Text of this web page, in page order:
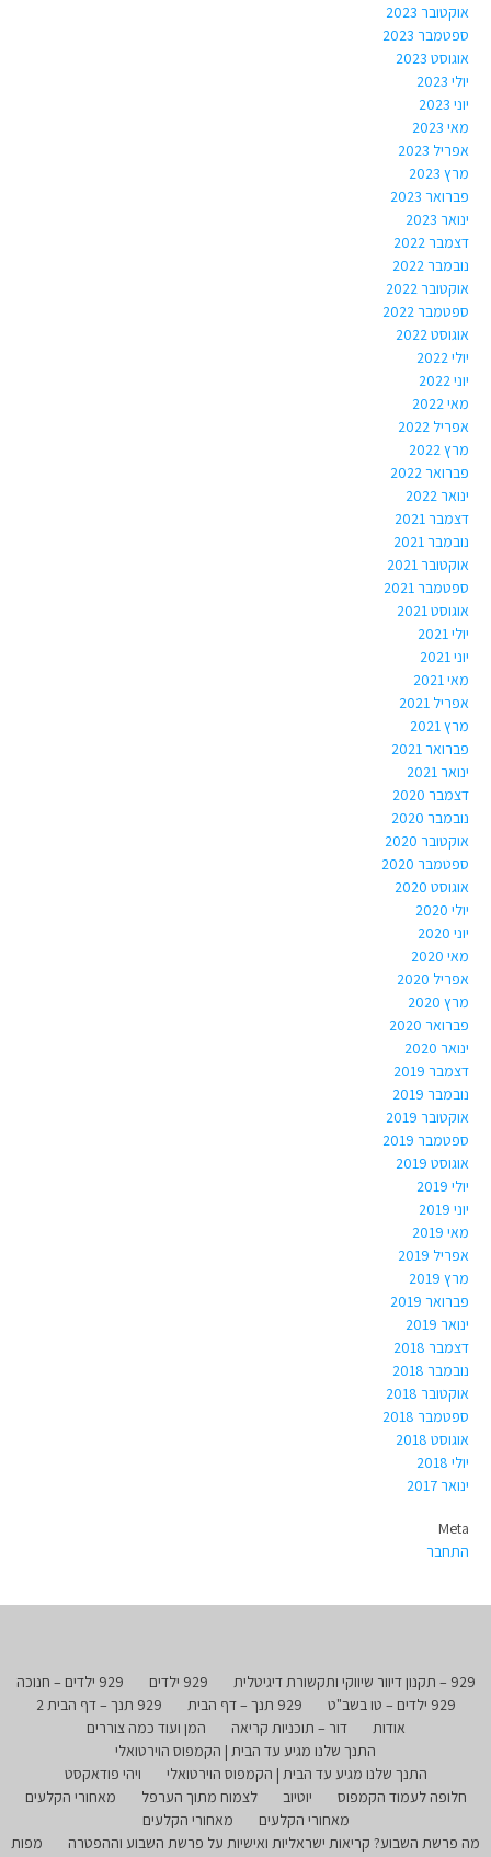
אוקטובר 2023
ספטמבר 2023
אוגוסט 2023
יולי 2023
יוני 2023
מאי 2023
אפריל 2023
מרץ 2023
פברואר 2023
ינואר 2023
דצמבר 2022
נובמבר 2022
אוקטובר 2022
ספטמבר 2022
אוגוסט 2022
יולי 2022
יוני 2022
מאי 2022
אפריל 2022
מרץ 2022
פברואר 2022
ינואר 2022
דצמבר 2021
נובמבר 2021
אוקטובר 2021
ספטמבר 2021
אוגוסט 2021
יולי 2021
יוני 2021
מאי 2021
אפריל 2021
מרץ 2021
פברואר 2021
ינואר 2021
דצמבר 2020
נובמבר 2020
אוקטובר 2020
ספטמבר 2020
אוגוסט 2020
יולי 2020
יוני 2020
מאי 2020
אפריל 2020
מרץ 2020
פברואר 2020
ינואר 2020
דצמבר 2019
נובמבר 2019
אוקטובר 2019
ספטמבר 2019
אוגוסט 2019
יולי 2019
יוני 2019
מאי 2019
אפריל 2019
מרץ 2019
פברואר 2019
ינואר 2019
דצמבר 2018
נובמבר 2018
אוקטובר 2018
ספטמבר 2018
אוגוסט 2018
יולי 2018
ינואר 2017
Meta
התחבר
929 – תקנון דיוור שיווקי ותקשורת דיגיטלית 929 ילדים
929 ילדים – חנוכה
929 ילדים – טו בשב"ט
929 תנך – דף הבית
929 תנך – דף הבית 2
אודות
דור – תוכניות קריאה
המן ועוד כמה צוררים
התנך שלנו מגיע עד הבית | הקמפוס הוירטואלי
התנך שלנו מגיע עד הבית | הקמפוס הוירטואלי
ויהי פודאקסט
חלופה לעמוד הקמפוס
יוטיוב לצמוח מתוך הערפל
מאחורי הקלעים
מאחורי הקלעים
מאחורי הקלעים
מה פרשת השבוע? קריאות ישראליות ואישיות על פרשת השבוע וההפטרה
מפות